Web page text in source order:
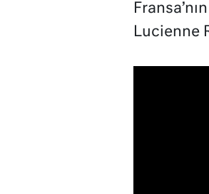
Lucienne